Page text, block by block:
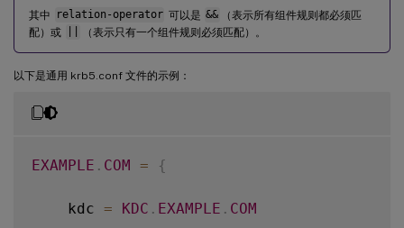
其中 relation-operator 可以是 &&
（表示所有组件规则都必须匹
配）或
（表示只有一个组件规则必须匹配）。
以下是通用 krb5.conf 文件的示例：
EXAMPLE . COM = {
    kdc
= KDC . EXAMPLE . COM